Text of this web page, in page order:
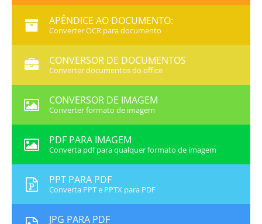
APÊNDICE AO DOCUMENTO:
Converter OCR para documento
CONVERSOR DE DOCUMENTOS
Converter documentos do office
CONVERSOR DE IMAGEM
Converter formato de imagem
PDF PARA IMAGEM
Converta pdf para qualquer formato de imagem
PPT PARA PDF
Converta PPT e PPTX para PDF
JPG PARA PDF